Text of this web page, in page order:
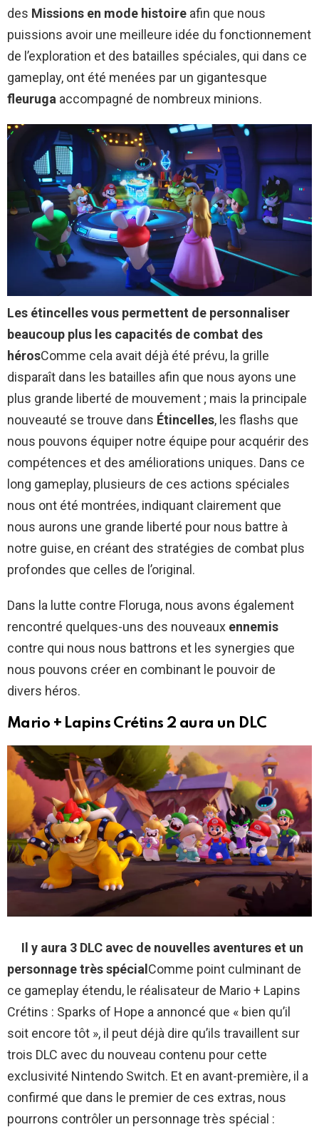
des Missions en mode histoire afin que nous
puissions avoir une meilleure idée du fonctionnement
de l’exploration et des batailles spéciales, qui dans ce
gameplay, ont été menées par un gigantesque
fleuruga accompagné de nombreux minions.
Les étincelles vous permettent de personnaliser
beaucoup plus les capacités de combat des
hérosComme cela avait déjà été prévu, la grille
disparaît dans les batailles afin que nous ayons une
plus grande liberté de mouvement ; mais la principale
nouveauté se trouve dans Étincelles, les flashs que
nous pouvons équiper notre équipe pour acquérir des
compétences et des améliorations uniques. Dans ce
long gameplay, plusieurs de ces actions spéciales
nous ont été montrées, indiquant clairement que
nous aurons une grande liberté pour nous battre à
notre guise, en créant des stratégies de combat plus
profondes que celles de l’original.
Dans la lutte contre Floruga, nous avons également
rencontré quelques-uns des nouveaux ennemis
contre qui nous nous battrons et les synergies que
nous pouvons créer en combinant le pouvoir de
divers héros.
Mario + Lapins Crétins 2 aura un DLC
Il y aura 3 DLC avec de nouvelles aventures et un
personnage très spécial Comme point culminant de
ce gameplay étendu, le réalisateur de Mario + Lapins
Crétins : Sparks of Hope a annoncé que « bien qu’il
soit encore tôt », il peut déjà dire qu’ils travaillent sur
trois DLC avec du nouveau contenu pour cette
exclusivité Nintendo Switch. Et en avant-première, il a
confirmé que dans le premier de ces extras, nous
pourrons contrôler un personnage très spécial :